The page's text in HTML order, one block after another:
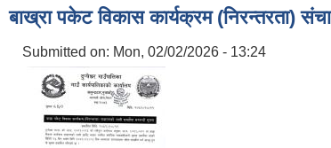
बाख्रा पकेट विकास कार्यक्रम (निरन्तरता)
Submitted on: Mon, 02/02/2026 - 13:24